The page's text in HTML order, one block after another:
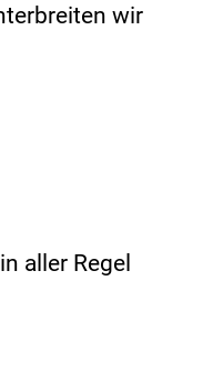
wir
aller Regel